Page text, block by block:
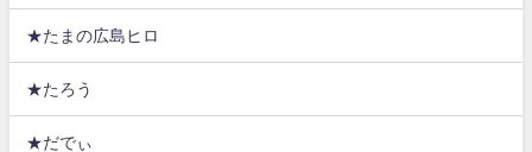
★たまの広島ヒロ
★たろう
★だでぃ